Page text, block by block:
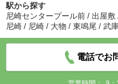
駅から探す
尼崎センタープール前 / 出屋敷
尼崎 / 尼崎 / 大物 / 東鳴尾 / 武
電話でお